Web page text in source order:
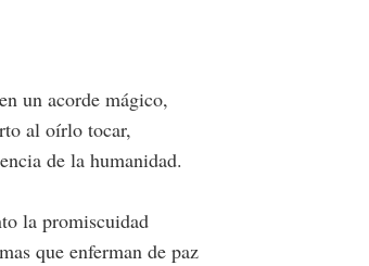
un acorde mágico,
al oírlo tocar,
de la humanidad.
la promiscuidad
que enferman de paz